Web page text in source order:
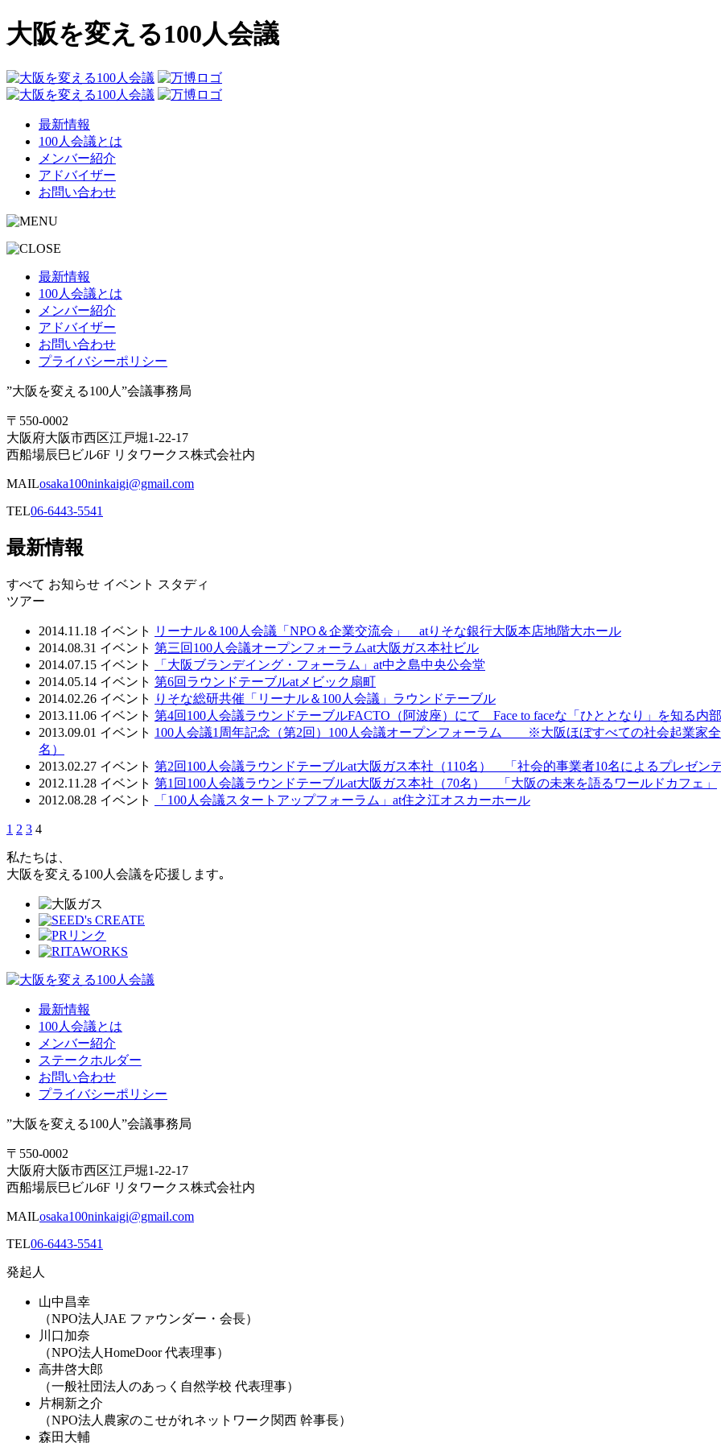
大阪を変える100人会議
最新情報
100人会議とは
メンバー紹介
アドバイザー
お問い合わせ
最新情報
100人会議とは
メンバー紹介
アドバイザー
お問い合わせ
プライバシーポリシー
”大阪を変える100人”会議事務局
〒550-0002
大阪府大阪市西区江戸堀1-22-17
西船場辰巳ビル6F リタワークス株式会社内
MAILosaka100ninkaigi@gmail.com
TEL06-6443-5541
最新情報
すべて お知らせ イベント スタディ
ツアー
2014.11.18 イベント
リーナル＆100人会議「NPO＆企業交流会」 atりそな銀行大阪本店地階大ホール
2014.08.31 イベント 第三回100人会議オープンフォーラムat大阪ガス本社ビル
2014.07.15 イベント
「大阪ブランデイング・フォーラム」at中之島中央公会堂
2014.05.14 イベント 第6回ラウンドテーブルatメビック扇町
2014.02.26 イベント
りそな総研共催「リーナル＆100人会議」ラウンドテーブル
2013.11.06 イベント 第4回100人会議ラウンドテーブルFACTO（阿波座）にて Face to faceな「ひととなり」を知る内
2013.09.01 イベント 100人会議1周年記念（第2回）100人会議オープンフォーラム ※大阪ほぼすべての社会起業家
名）
2013.02.27 イベント 第2回100人会議ラウンドテーブルat大阪ガス本社（110名） 「社会的事業者10名によるプレゼンテ
2012.11.28 イベント 第1回100人会議ラウンドテーブルat大阪ガス本社（70名） 「大阪の未来を語るワールドカフェ」
2012.08.28 イベント 「100人会議スタートアップフォーラム」at住之江オスカーホール
1 2 3 4
私たちは、
大阪を変える100人会議を応援します｡
最新情報
100人会議とは
メンバー紹介
ステークホルダー
お問い合わせ
プライバシーポリシー
”大阪を変える100人”会議事務局
〒550-0002
大阪府大阪市西区江戸堀1-22-17
西船場辰巳ビル6F リタワークス株式会社内
MAILosaka100ninkaigi@gmail.com
TEL06-6443-5541
発起人
山中昌幸
（NPO法人JAE ファウンダー・会長）
川口加奈
（NPO法人HomeDoor 代表理事）
高井啓大郎
（一般社団法人のあっく自然学校 代表理事）
片桐新之介
（NPO法人農家のこせがれネットワーク関西 幹事長）
森田大輔